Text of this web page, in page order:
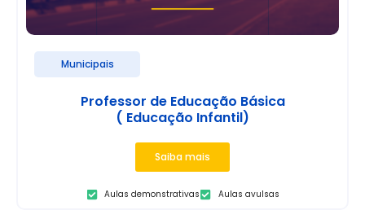
Municipais
Professor de Educação Básica
( Educação Infantil)
Saiba mais
Aulas demonstrativas Aulas avulsas